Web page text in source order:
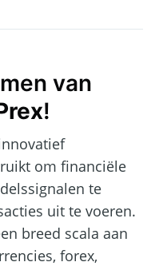
van
!
om financiële
te
uit te voeren.
breed scala aan
forex,